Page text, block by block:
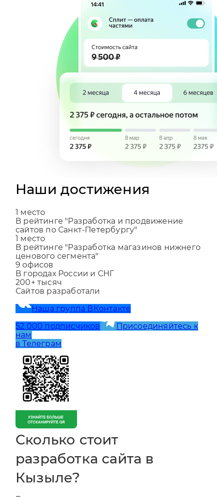
Наши достижения
1место
В рейтинге "Разработка и продвижение
сайтов по Санкт-Петербургу"
1место
В рейтинге "Разработка магазинов нижнего
ценового сегмента"
9 офисов
В городах России и СНГ
200+тысяч
52 000 подписчиков
нам
Сколько стоит
разработка сайта в
Кызыле?